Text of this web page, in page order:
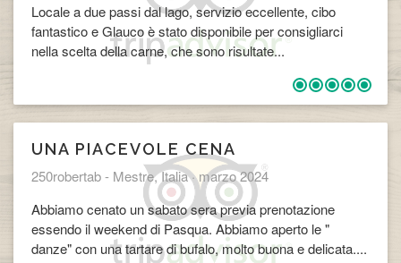
Locale a due passi dal lago, servizio eccellente, cibo
fantastico e Glauco è stato disponibile per consigliarci
nella scelta della carne, che sono risultate...
UNA PIACEVOLE CENA
​250robertab - Mestre, Italia ·marzo 2024
Abbiamo cenato un sabato sera previa prenotazione
essendo il weekend di Pasqua. Abbiamo aperto le "
danze" con una tartare di bufalo, molto buona e delicata....